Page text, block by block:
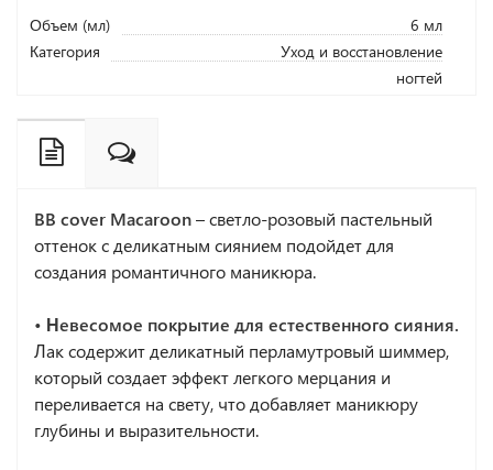
Объем (мл)
6 мл
Категория
Уход и восстановление
ногтей
BB cover Macaroon– светло-розовый пастельный
оттенок с деликатным сиянием подойдет для
создания романтичного маникюра.
• Невесомое покрытие для естественного сияния.
Лак содержит деликатный перламутровый шиммер,
который создает эффект легкого мерцания и
переливается на свету, что добавляет маникюру
глубины и выразительности.